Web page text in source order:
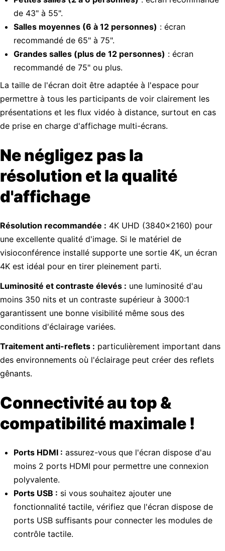
de 43" à 55".
Salles moyennes (6 à 12 personnes) : écran
recommandé de 65" à 75".
Grandes salles (plus de 12 personnes) : écran
recommandé de 75" ou plus.
La taille de l'écran doit être adaptée à l'espace pour
permettre à tous les participants de voir clairement les
présentations et les flux vidéo à distance, surtout en cas
de prise en charge d'affichage multi-écrans.
Ne négligez pas la
résolution et la qualité
d'affichage
Résolution recommandée : 4K UHD (3840x2160) pour
une excellente qualité d'image. Si le matériel de
visioconférence installé supporte une sortie 4K, un écran
4K est idéal pour en tirer pleinement parti.
Luminosité et contraste élevés : une luminosité d'au
moins 350 nits et un contraste supérieur à 3000:1
garantissent une bonne visibilité même sous des
conditions d'éclairage variées.
Traitement anti-reflets : particulièrement important dans
des environnements où l'éclairage peut créer des reflets
gênants.
Connectivité au top &
compatibilité maximale !
Ports HDMI : assurez-vous que l'écran dispose d'au
moins 2 ports HDMI pour permettre une connexion
polyvalente.
Ports USB : si vous souhaitez ajouter une
fonctionnalité tactile, vérifiez que l'écran dispose de
ports USB suffisants pour connecter les modules de
contrôle tactile.